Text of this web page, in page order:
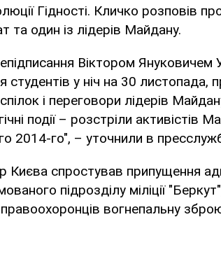
Гідності. Кличко розповів
та один із лідерів Майдану.
Віктором Януковичем
студентів у ніч на 30 листопада,
і переговори лідерів
події – розстріли активістів
2014-го", – уточнили в
спростував припущення
підрозділу міліції
вогнепальну